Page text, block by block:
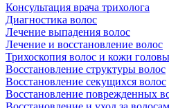
Консультация врача трихолога
Диагностика волос
Лечение выпадения волос
Лечение и восстановление волос
Трихоскопия волос и кожи головы
Восстановление структуры волос
Восстановление секущихся волос
Восстановление поврежденных